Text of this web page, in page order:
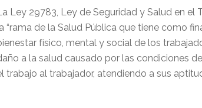
Ley 29783, Ley de Seguridad y Salud en el
“rama de la Salud Pública que tiene como
físico, mental y social de los
a la salud causado por las condiciones
trabajo al trabajador, atendiendo a sus